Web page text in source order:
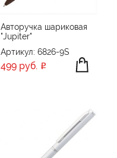
Авторучка шариковая
"Jupiter"
Артикул: 6826-9S
499 руб.